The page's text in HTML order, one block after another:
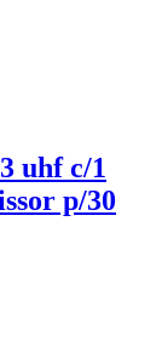
uhf c/1
p/30